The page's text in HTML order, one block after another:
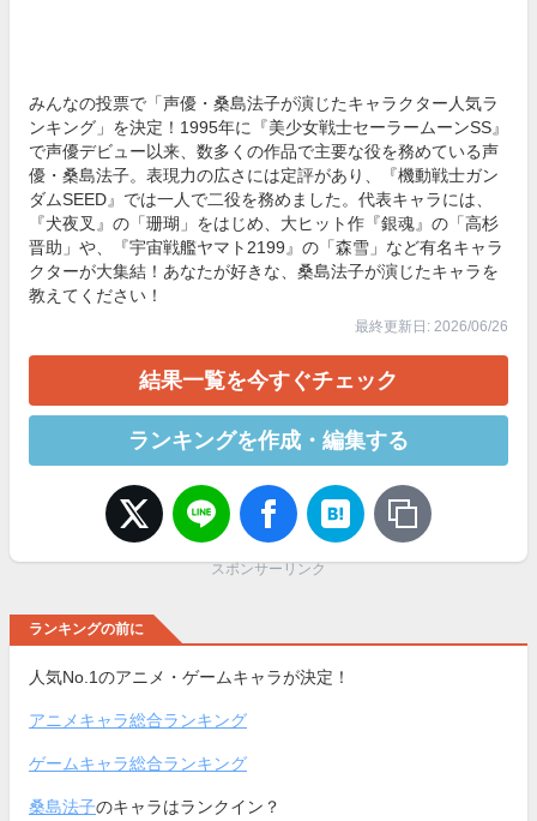
みんなの投票で「声優・桑島法子が演じたキャラクター人気ラ
ンキング」を決定！1995年に『美少女戦士セーラームーンSS』
で声優デビュー以来、数多くの作品で主要な役を務めている声
優・桑島法子。表現力の広さには定評があり、『機動戦士ガン
ダムSEED』では一人で二役を務めました。代表キャラには、
『犬夜叉』の「珊瑚」をはじめ、大ヒット作『銀魂』の「高杉
晋助」や、『宇宙戦艦ヤマト2199』の「森雪」など有名キャラ
クターが大集結！あなたが好きな、桑島法子が演じたキャラを
教えてください！
最終更新日: 2026/06/26
結果一覧を今すぐチェック
ランキングを作成・編集する
スポンサーリンク
ランキングの前に
人気No.1のアニメ・ゲームキャラが決定！
アニメキャラ総合ランキング
ゲームキャラ総合ランキング
桑島法子のキャラはランクイン？